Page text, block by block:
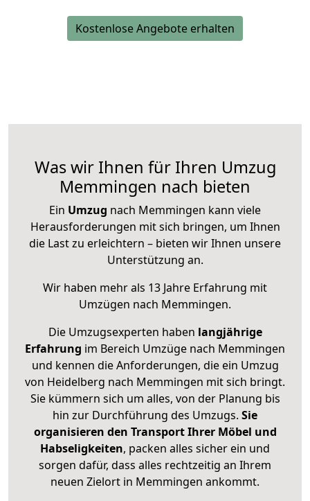
Kostenlose Angebote erhalten
Was wir Ihnen für Ihren Umzug
Memmingen nach bieten
Ein Umzug nach Memmingen kann viele
Herausforderungen mit sich bringen, um Ihnen
die Last zu erleichtern – bieten wir Ihnen unsere
Unterstützung an.
Wir haben mehr als 13 Jahre Erfahrung mit
Umzügen nach Memmingen.
Die Umzugsexperten haben langjährige
Erfahrung im Bereich Umzüge nach Memmingen
und kennen die Anforderungen, die ein Umzug
von Heidelberg nach Memmingen mit sich bringt.
Sie kümmern sich um alles, von der Planung bis
hin zur Durchführung des Umzugs. Sie
organisieren den Transport Ihrer Möbel und
Habseligkeiten, packen alles sicher ein und
sorgen dafür, dass alles rechtzeitig an Ihrem
neuen Zielort in Memmingen ankommt.